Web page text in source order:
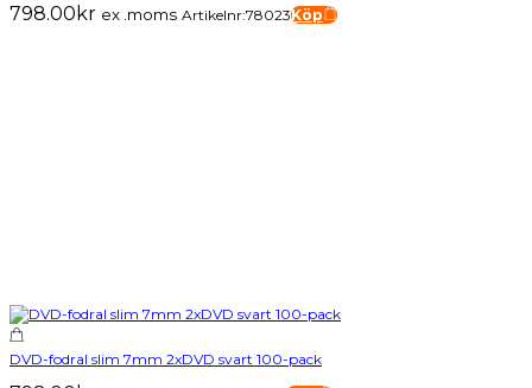
798.00 kr ex .moms Artikelnr:78023Köp
DVD-fodral slim 7mm 2xDVD svart 100-pack